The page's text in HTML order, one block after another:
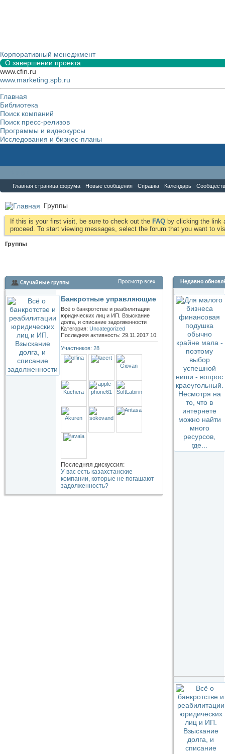
Корпоративный менеджмент
О завершении проекта
www.cfin.ru
www.marketing.spb.ru
Главная
Библиотека
Поиск компаний
Поиск пресс-релизов
Программы и видеокурсы
Исследования и бизнес-планы
Главная страница форума Новые сообщения Справка Календарь
Группы
If this is your first visit, be sure to check out the FAQ by clicking the link
proceed. To start viewing messages, select the forum that you want to
Группы
Просмотр всех
Случайные группы
Банкротные управляющие
Всё о банкротстве и реабилитации
юридических лиц и ИП. Взыскание
долга, и списание задолженности
Категория: Uncategorized
Последняя активность: 29.11.2017 10:19
Участников: 28
Последняя дискуссия:
У вас есть казахстанские
компании, которые не погашают
задолженность?
Недавно